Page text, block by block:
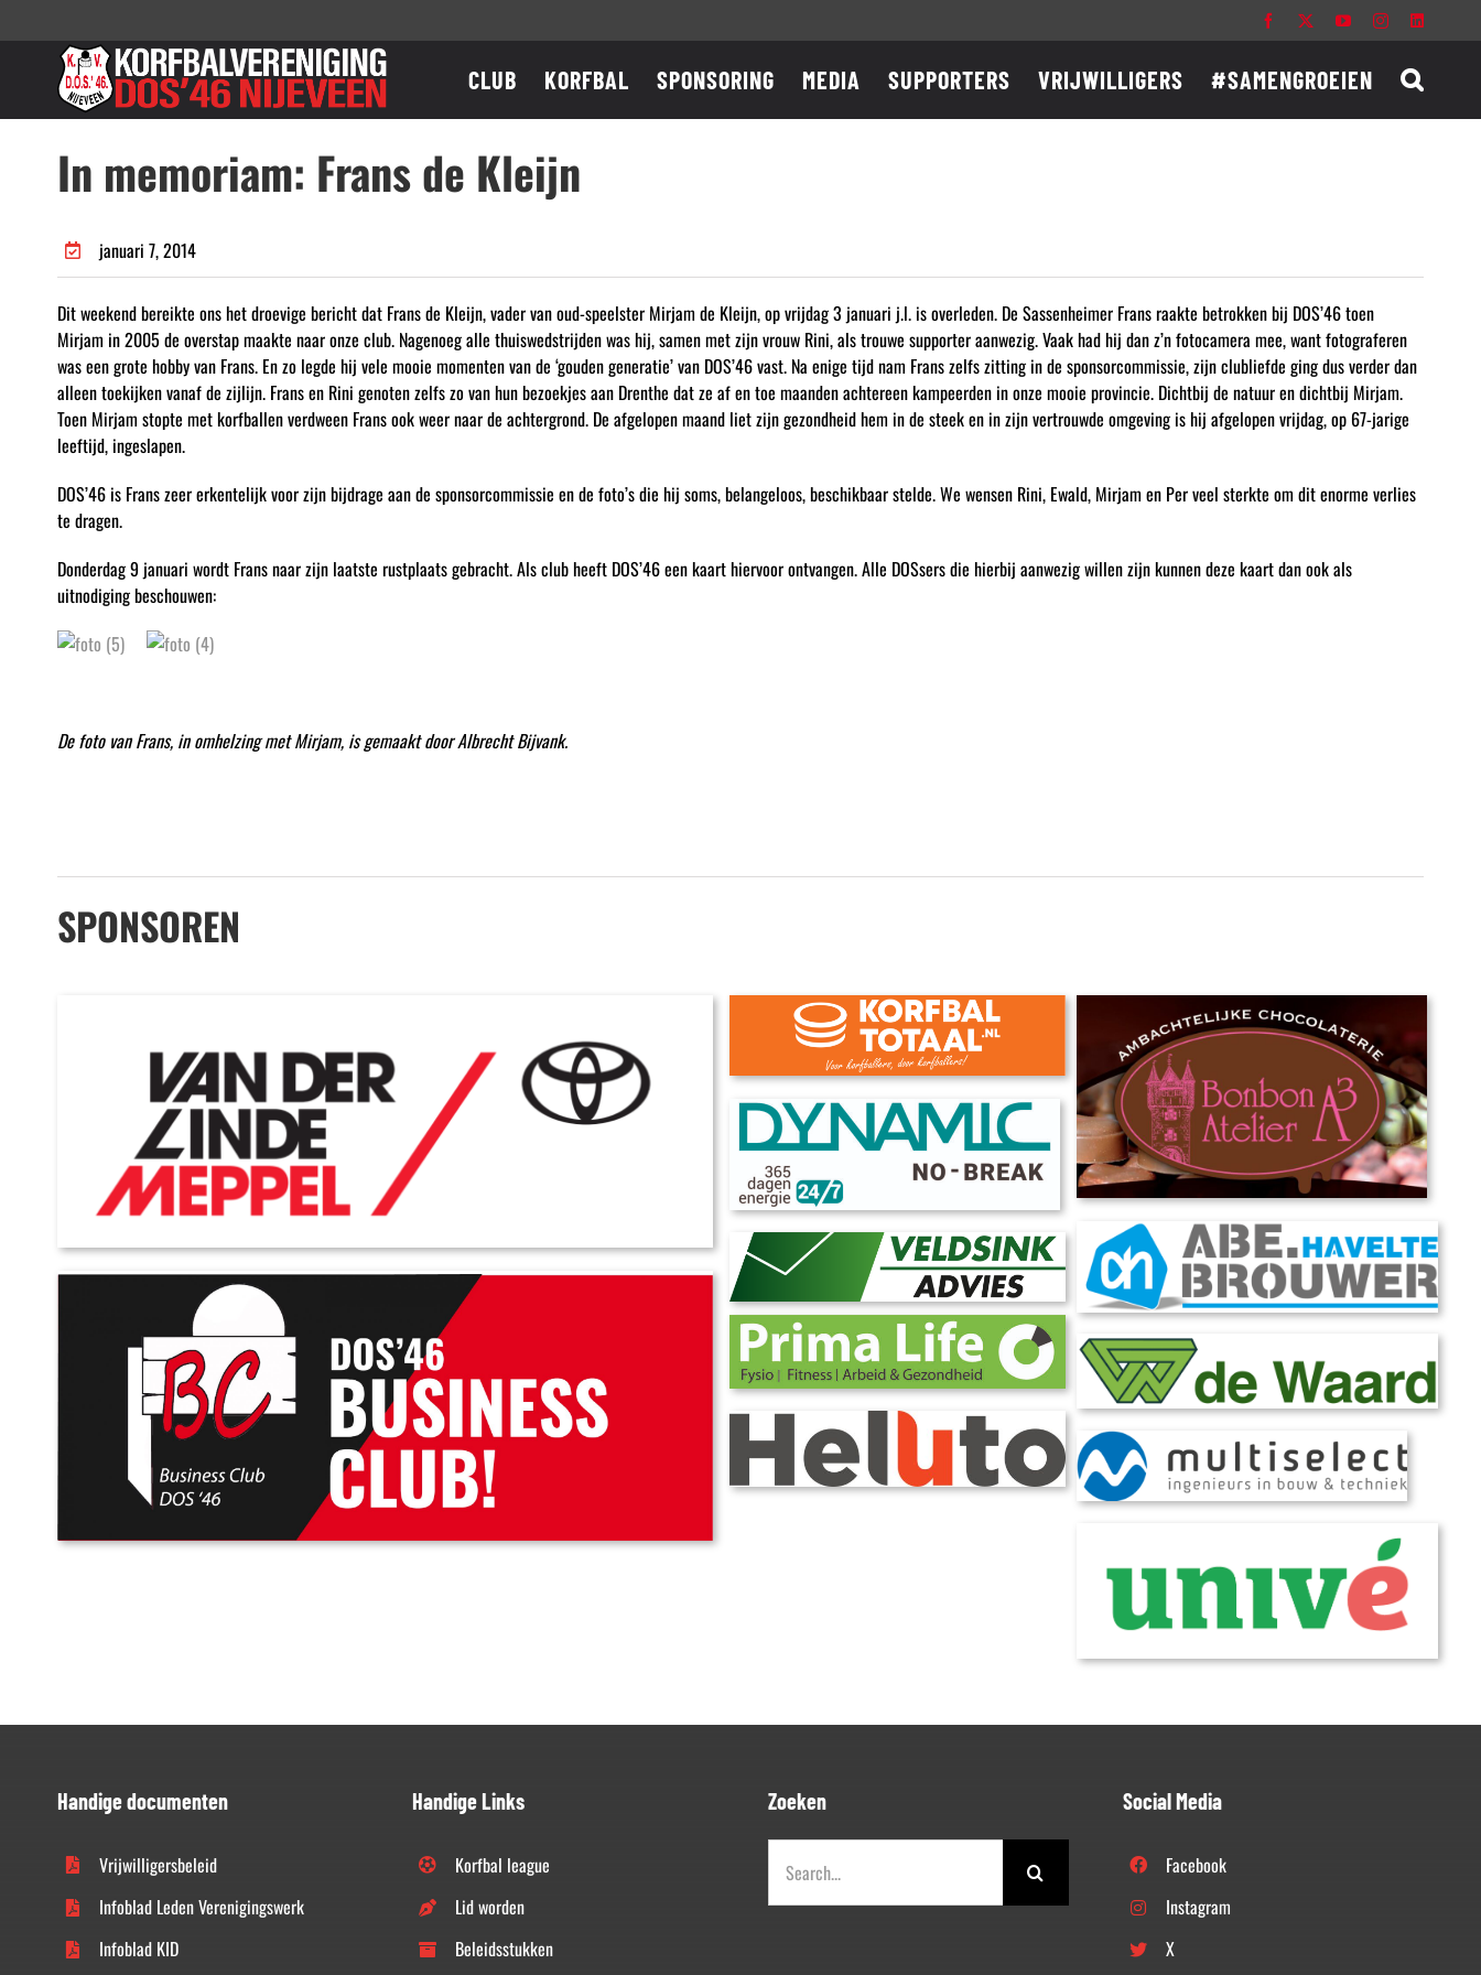
naar
Facebook YouTubeInstagram
CLUB KORFBAL SPONSORING MEDIA SUPPORTERS VRIJWILLIGERS #SAMENGROEIEN
In memoriam: Frans de Kleijn
januari 7, 2014
Dit weekend bereikte ons het droevige bericht dat Frans de Kleijn, vader van oud-speelster Mirjam de Kleijn, op vrijdag 3 januari j.l. is overleden. De Sassenheimer Frans raakte betrokken bij DOS’46 toen
Mirjam in 2005 de overstap maakte naar onze club. Nagenoeg alle thuiswedstrijden was hij, samen met zijn vrouw Rini, als trouwe supporter aanwezig. Vaak had hij dan z’n fotocamera mee, want fotograferen
was een grote hobby van Frans. En zo legde hij vele mooie momenten van de ‘gouden generatie’ van DOS’46 vast. Na enige tijd nam Frans zelfs zitting in de sponsorcommissie, zijn clubliefde ging dus verder dan
alleen toekijken vanaf de zijlijn. Frans en Rini genoten zelfs zo van hun bezoekjes aan Drenthe dat ze af en toe maanden achtereen kampeerden in onze mooie provincie. Dichtbij de natuur en dichtbij Mirjam.
Toen Mirjam stopte met korfballen verdween Frans ook weer naar de achtergrond. De afgelopen maand liet zijn gezondheid hem in de steek en in zijn vertrouwde omgeving is hij afgelopen vrijdag, op 67-jarige
leeftijd, ingeslapen.
DOS’46 is Frans zeer erkentelijk voor zijn bijdrage aan de sponsorcommissie en de foto’s die hij soms, belangeloos, beschikbaar stelde. We wensen Rini, Ewald, Mirjam en Per veel sterkte om dit enorme verlies
te dragen.
Donderdag 9 januari wordt Frans naar zijn laatste rustplaats gebracht. Als club heeft DOS’46 een kaart hiervoor ontvangen. Alle DOSsers die hierbij aanwezig willen zijn kunnen deze kaart dan ook als
uitnodiging beschouwen:
De foto van Frans, in omhelzing met Mirjam, is gemaakt door Albrecht Bijvank.
SPONSOREN
Handige documenten
Vrijwilligersbeleid
Infoblad Leden Verenigingswerk
Infoblad KID
Handige Links
Korfbal league
Lid worden
Beleidsstukken
Zoeken
naar:
Social Media
Facebook
Instagram
X